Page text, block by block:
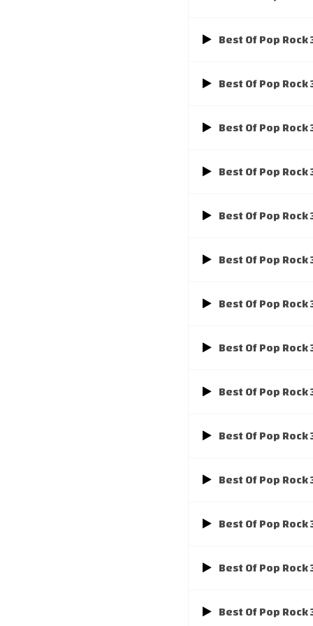
Best Of Pop Rock
Best Of Pop Rock
Best Of Pop Rock
Best Of Pop Rock
Best Of Pop Rock
Best Of Pop Rock
Best Of Pop Rock
Best Of Pop
Best Of Pop Rock
Best Of Pop Rock
Best Of Pop Rock
Best Of Pop Rock
Best Of Pop Rock
Best Of Pop Rock